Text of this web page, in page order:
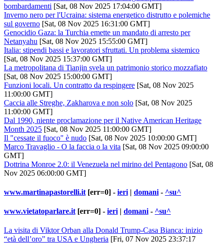
bombardamenti [Sat, 08 Nov 2025 17:04:00 GMT]
Inverno nero per l'Ucraina: sistema energetico distrutto e polemiche
sul governo [Sat, 08 Nov 2025 16:31:00 GMT]
Genocidio Gaza: la Turchia emette un mandato di arresto per
Netanyahu [Sat, 08 Nov 2025 15:55:00 GMT]
Italia: stipendi bassi e lavoratori sfruttati. Un problema sistemico
[Sat, 08 Nov 2025 15:37:00 GMT]
La metropolitana di Tianjin svela un patrimonio storico mozzafiato
[Sat, 08 Nov 2025 15:00:00 GMT]
Funzioni locali. Un contratto da respingere [Sat, 08 Nov 2025
11:00:00 GMT]
Caccia alle Streghe, Zakharova e non solo [Sat, 08 Nov 2025
11:00:00 GMT]
Dal 1990, niente proclamazione per il Native American Heritage
Month 2025 [Sat, 08 Nov 2025 11:00:00 GMT]
Il "cessate il fuoco" è nudo [Sat, 08 Nov 2025 10:00:00 GMT]
Marco Travaglio - O la faccia o la vita [Sat, 08 Nov 2025 09:00:00
GMT]
Dottrina Monroe 2.0: il Venezuela nel mirino del Pentagono [Sat, 08
Nov 2025 06:00:00 GMT]
www.martinapastorelli.it [err=0] - ieri | domani - ^su^
www.vietatoparlare.it [err=0] - ieri | domani - ^su^
La visita di Viktor Orban alla Donald Trump-Casa Bianca: inizio
“età dell’oro” tra USA e Ungheria [Fri, 07 Nov 2025 23:37:17